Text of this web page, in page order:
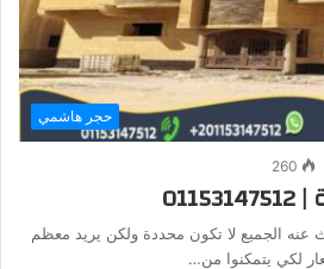
حجر هاشمي
260
عنه الجميع لا تكون محددة ولكن يريد معظم
لكي يتمكنوا من…